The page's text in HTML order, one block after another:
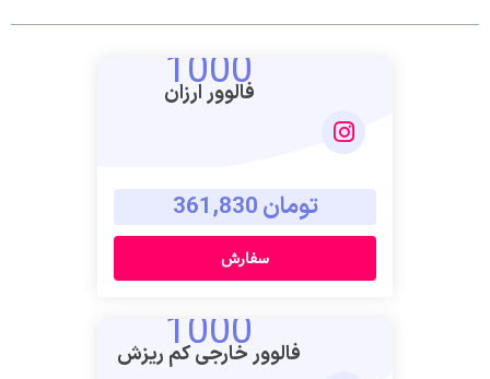
1000
فالوور ارزان
تومان 361,830
سفارش
1000
فالوور خارجی کم ریزش